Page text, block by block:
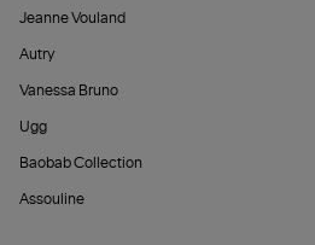
Jeanne Vouland
Autry
Vanessa Bruno
Ugg
Baobab Collection
Assouline